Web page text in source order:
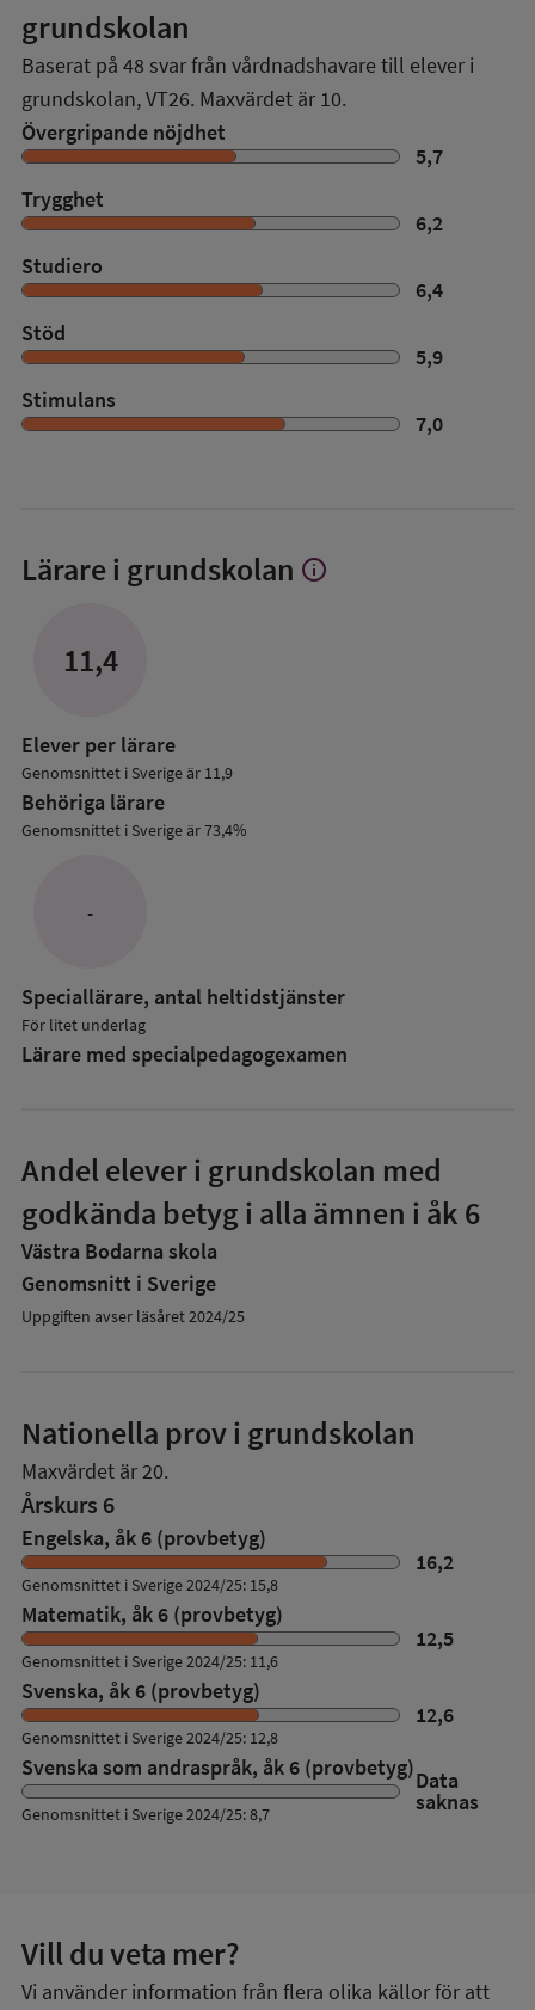
grundskolan
Baserat på 48 svar från vårdnadshavare till elever i
grundskolan,VT26. Maxvärdet är 10.
Övergripande nöjdhet
5,7
Trygghet
6,2
Studiero
6,4
Stöd
5,9
Stimulans
7,0
Lärare i grundskolan Visa
info
11,4
Elever per lärare
Genomsnittet i Sverige är 11,9
Behöriga lärare
Genomsnittet i Sverige är 73,4%
-
Speciallärare, antal heltidstjänster
För litet underlag
Lärare med specialpedagog­examen
Andel elever i grundskolan med
godkända betyg i alla ämnen i åk 6
Västra Bodarna skola
Genomsnitt i Sverige
Uppgiften avser läsåret 2024/25
Nationella prov i grundskolan
Maxvärdet är 20.
Årskurs 6
Engelska, åk 6 (provbetyg)
16,2
Genomsnittet i Sverige 2024/25: 15,8
Matematik, åk 6 (provbetyg)
12,5
Genomsnittet i Sverige 2024/25: 11,6
Svenska, åk 6 (provbetyg)
12,6
Genomsnittet i Sverige 2024/25: 12,8
Svenska som andraspråk, åk 6 (provbetyg)Data
saknas
Genomsnittet i Sverige 2024/25: 8,7
Vill du veta mer?
Vi använder information från flera olika källor för att